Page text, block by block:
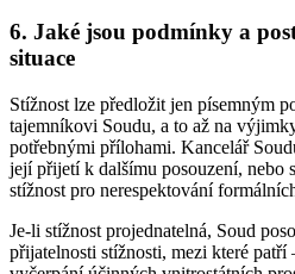
6. Jaké jsou podmínky a
situace
Stížnost lze předložit jen písemným
tajemníkovi Soudu, a to až na
potřebnými přílohami. Kancelář
její přijetí k dalšímu posouzení, nebo
stížnost pro nerespektování
Je-li stížnost projednatelná, Soud
přijatelnosti stížnosti, mezi které